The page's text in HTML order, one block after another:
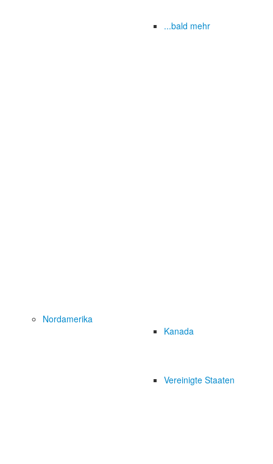
...bald mehr
Nordamerika
Kanada
Vereinigte Staaten